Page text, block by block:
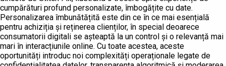
cumpărături profund personalizate, îmbogățite cu date.
Personalizarea îmbunătățită este din ce în ce mai esențială
pentru achiziția și reținerea clienților, în special deoarece
consumatorii digitali se așteaptă la un control și o relevanță mai
mari în interacțiunile online. Cu toate acestea, aceste
oportunități introduc noi complexități operaționale legate de